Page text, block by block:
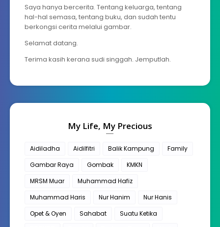
Saya hanya bercerita. Tentang keluarga, tentang
hal-hal semasa, tentang buku, dan sudah tentu
berkongsi cerita melalui gambar.
Selamat datang.
Terima kasih kerana sudi singgah. Jemputlah.
My Life, My Precious
Aidiladha Aidilfitri Balik Kampung
Family
Gambar Raya
Gombak
KMKN
MRSM Muar
Muhammad Hafiz
Muhammad Haris
Nur Hanim
Nur Hanis
Opet & Oyen
Sahabat
Suatu Ketika